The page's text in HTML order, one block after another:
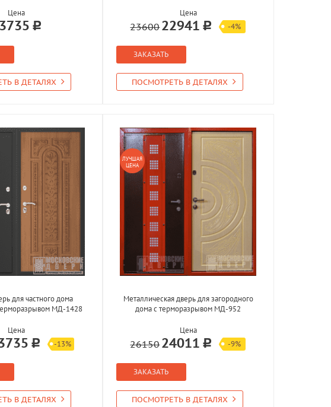
Цена
В ДЕТАЛЯХ
Цена
2360022941 -4%
ЗАКАЗАТЬ
ПОСМОТРЕТЬ В ДЕТАЛЯХ
для частного дома
МД-1428
Цена
-13%
В ДЕТАЛЯХ
ЛУЧШАЯ
ЦЕНА
Металлическая дверь для загородного
дома с терморазрывом МД-952
Цена
2615024011 -9%
ЗАКАЗАТЬ
ПОСМОТРЕТЬ В ДЕТАЛЯХ